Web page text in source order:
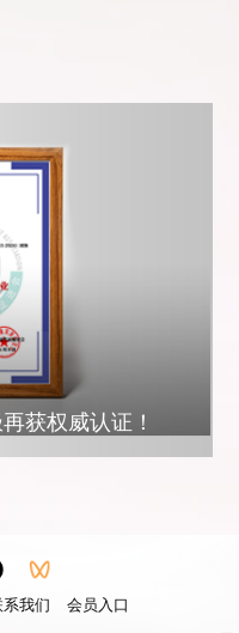
获权威认证！
系我们
会员入口